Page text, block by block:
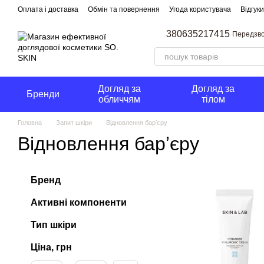
Перейти до основного контенту
Оплата і доставка Обмін та повернення Угода користувача
380635217415
Бренди
Догляд за
обличчям
Догляд за
тілом
Головна Запит шкіри Відновлення барʼєру
Відновлення барʼєру
Бренд
Активні компоненти
Тип шкіри
Ціна, грн